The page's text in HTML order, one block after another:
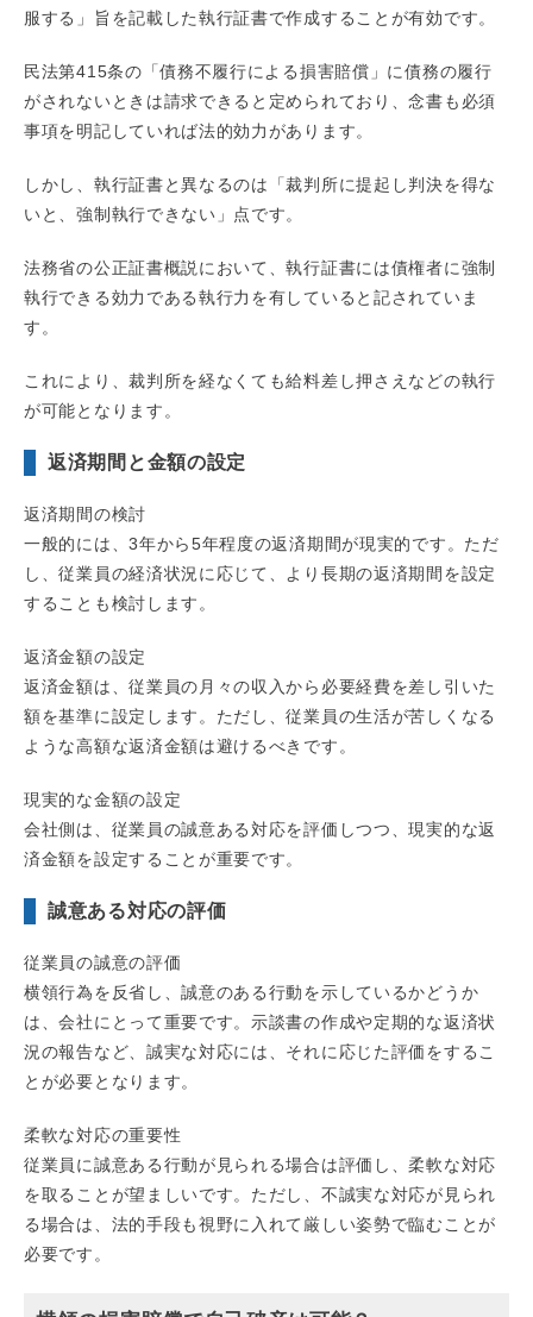
服する」旨を記載した執行証書で作成することが有効です。
民法第415条の「債務不履行による損害賠償」に債務の履行
がされないときは請求できると定められており、念書も必須
事項を明記していれば法的効力があります。
しかし、執行証書と異なるのは「裁判所に提起し判決を得な
いと、強制執行できない」点です。
法務省の公正証書概説において、執行証書には債権者に強制
執行できる効力である執行力を有していると記されていま
す。
これにより、裁判所を経なくても給料差し押さえなどの執行
が可能となります。
返済期間と金額の設定
返済期間の検討
一般的には、3年から5年程度の返済期間が現実的です。ただ
し、従業員の経済状況に応じて、より長期の返済期間を設定
することも検討します。
返済金額の設定
返済金額は、従業員の月々の収入から必要経費を差し引いた
額を基準に設定します。ただし、従業員の生活が苦しくなる
ような高額な返済金額は避けるべきです。
現実的な金額の設定
会社側は、従業員の誠意ある対応を評価しつつ、現実的な返
済金額を設定することが重要です。
誠意ある対応の評価
従業員の誠意の評価
横領行為を反省し、誠意のある行動を示しているかどうか
は、会社にとって重要です。示談書の作成や定期的な返済状
況の報告など、誠実な対応には、それに応じた評価をするこ
とが必要となります。
柔軟な対応の重要性
従業員に誠意ある行動が見られる場合は評価し、柔軟な対応
を取ることが望ましいです。ただし、不誠実な対応が見られ
る場合は、法的手段も視野に入れて厳しい姿勢で臨むことが
必要です。